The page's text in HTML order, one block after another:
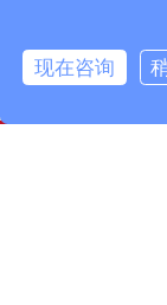
现在咨询